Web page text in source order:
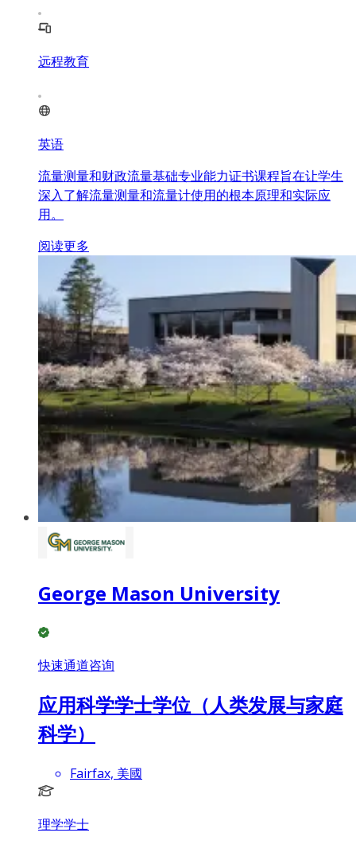
远程教育
英语
流量测量和财政流量基础专业能力证书课程旨在让学生
深入了解流量测量和流量计使用的根本原理和实际应
用。
阅读更多
George Mason University
快速通道咨询
应用科学学士学位（人类发展与家庭
科学）
Fairfax, 美國
理学学士